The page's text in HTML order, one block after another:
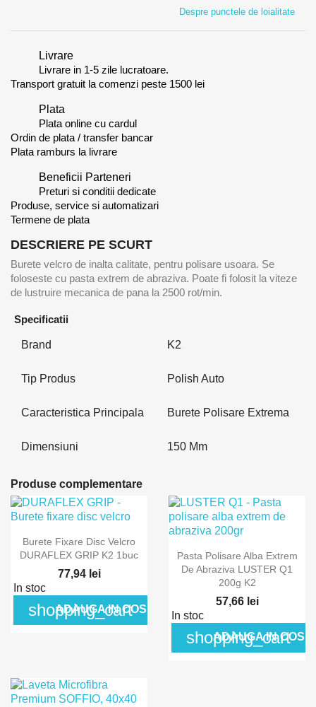
Despre punctele de loialitate
Livrare
Livrare in 1-5 zile lucratoare.
Transport gratuit la comenzi peste 1500 lei
Plata
Plata online cu cardul
Ordin de plata / transfer bancar
Plata ramburs la livrare
Beneficii Parteneri
Preturi si conditii dedicate
Produse, service si automatizari
Termene de plata
DESCRIERE PE SCURT
Burete velcro de inalta calitate, pentru polisare usoara. Se
foloseste cu pasta extrem de abraziva. Poate fi folosit la viteze
de lustruire mecanica de pana la 2500 rot/min.
Specificatii
Brand K2
Tip Produs Polish Auto
Caracteristica Principala Burete Polisare Extrema
Dimensiuni 150 Mm
Produse complementare
Burete Fixare Disc Velcro
DURAFLEX GRIP K2 1buc
77,94 lei
In stoc
shopping_cart
ADAUGA IN COS
Pasta Polisare Alba Extrem
De Abraziva LUSTER Q1
200g K2
57,66 lei
In stoc
shopping_cart
ADAUGA IN COS